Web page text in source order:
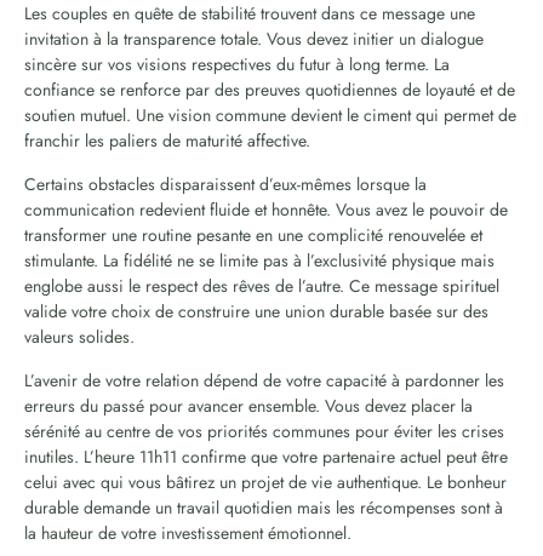
Les couples en quête de stabilité trouvent dans ce message une
invitation à la transparence totale. Vous devez initier un dialogue
sincère sur vos visions respectives du futur à long terme. La
confiance se renforce par des preuves quotidiennes de loyauté et de
soutien mutuel. Une vision commune devient le ciment qui permet de
franchir les paliers de maturité affective.
Certains obstacles disparaissent d’eux-mêmes lorsque la
communication redevient fluide et honnête. Vous avez le pouvoir de
transformer une routine pesante en une complicité renouvelée et
stimulante. La fidélité ne se limite pas à l’exclusivité physique mais
englobe aussi le respect des rêves de l’autre. Ce message spirituel
valide votre choix de construire une union durable basée sur des
valeurs solides.
L’avenir de votre relation dépend de votre capacité à pardonner les
erreurs du passé pour avancer ensemble. Vous devez placer la
sérénité au centre de vos priorités communes pour éviter les crises
inutiles. L’heure 11h11 confirme que votre partenaire actuel peut être
celui avec qui vous bâtirez un projet de vie authentique. Le bonheur
durable demande un travail quotidien mais les récompenses sont à
la hauteur de votre investissement émotionnel.